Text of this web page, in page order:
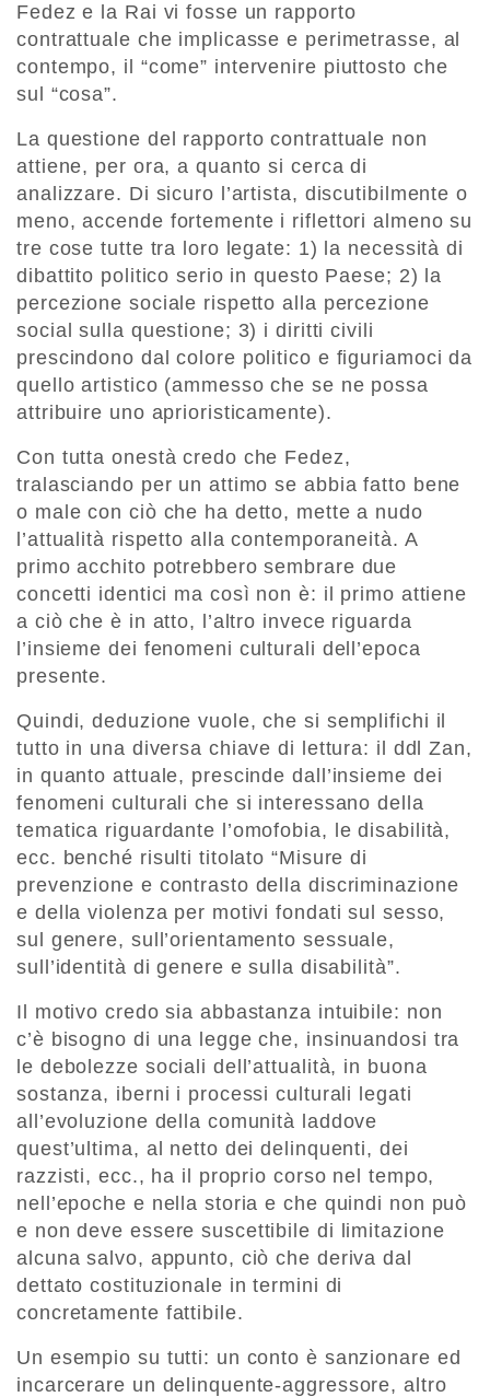
Fedez e la Rai vi fosse un rapporto
contrattuale che implicasse e perimetrasse, al
contempo, il “come” intervenire piuttosto che
sul “cosa”.
La questione del rapporto contrattuale non
attiene, per ora, a quanto si cerca di
analizzare. Di sicuro l’artista, discutibilmente o
meno, accende fortemente i riflettori almeno su
tre cose tutte tra loro legate: 1) la necessità di
dibattito politico serio in questo Paese; 2) la
percezione sociale rispetto alla percezione
social sulla questione; 3) i diritti civili
prescindono dal colore politico e figuriamoci da
quello artistico (ammesso che se ne possa
attribuire uno aprioristicamente).
Con tutta onestà credo che Fedez,
tralasciando per un attimo se abbia fatto bene
o male con ciò che ha detto, mette a nudo
l’attualità rispetto alla contemporaneità. A
primo acchito potrebbero sembrare due
concetti identici ma così non è: il primo attiene
a ciò che è in atto, l’altro invece riguarda
l’insieme dei fenomeni culturali dell’epoca
presente.
Quindi, deduzione vuole, che si semplifichi il
tutto in una diversa chiave di lettura: il ddl Zan,
in quanto attuale, prescinde dall’insieme dei
fenomeni culturali che si interessano della
tematica riguardante l’omofobia, le disabilità,
ecc. benché risulti titolato “Misure di
prevenzione e contrasto della discriminazione
e della violenza per motivi fondati sul sesso,
sul genere, sull’orientamento sessuale,
sull’identità di genere e sulla disabilità”.
Il motivo credo sia abbastanza intuibile: non
c’è bisogno di una legge che, insinuandosi tra
le debolezze sociali dell’attualità, in buona
sostanza, iberni i processi culturali legati
all’evoluzione della comunità laddove
quest’ultima, al netto dei delinquenti, dei
razzisti, ecc., ha il proprio corso nel tempo,
nell’epoche e nella storia e che quindi non può
e non deve essere suscettibile di limitazione
alcuna salvo, appunto, ciò che deriva dal
dettato costituzionale in termini di
concretamente fattibile.
Un esempio su tutti: un conto è sanzionare ed
incarcerare un delinquente-aggressore, altro